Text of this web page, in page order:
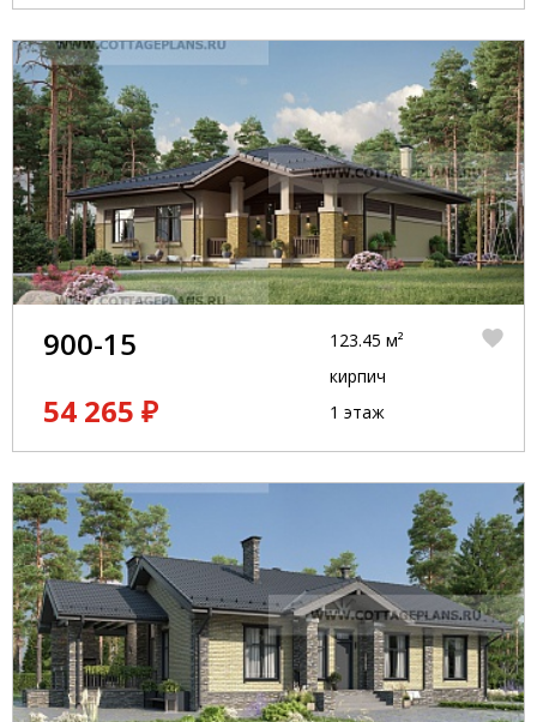
900-15
54 265 ₽
123.45 м²
кирпич
1 этаж